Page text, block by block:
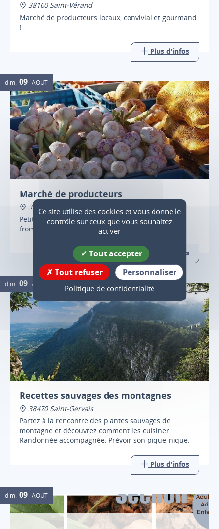
38160 Saint-Vérand
Marché de producteurs locaux, convivial et gourmand
!
Plus d'infos
dim. 09 AOÛT
Marché de producteurs
38160 Chatte
Petit marché de producteurs avec boucherie,
fromages, fruits et légumes.
Plus d'infos
dim. 09 AOÛT
Recettes sauvages des montagnes
38470 Saint-Gervais
Partez à la rencontre des plantes sauvages de
montagne et découvrez comment les cuisiner.
Randonnée accompagnée. Prévoir son pique-nique.
Plus d'infos
dim. 09 AOÛT
Ce site utilise des cookies et vous donne le
contrôle sur ceux que vous souhaitez
activer
Tout accepter
Tout refuser
Personnaliser
Politique de confidentialité